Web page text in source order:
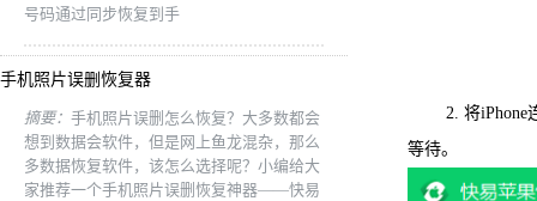
号码通过同步恢复到手
手机照片误删恢复器
摘要： 手机照片误删怎么恢复？大多数都会
想到数据会软件，但是网上鱼龙混杂，那么
多数据恢复软件，该怎么选择呢？小编给大
家推荐一个手机照片误删恢复神器——快易
2. 将iPhone连
等待。